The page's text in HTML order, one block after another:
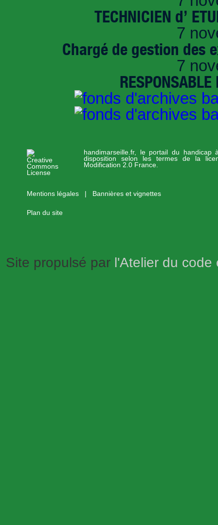
TECHNICIEN d’
7
Chargé de gestion des
7
handimarseille.fr, le portail du handicap
disposition selon les termes de la
Modification 2.0 France.
Mentions légales Bannières et vignettes
Plan du site
Site propulsé par l'Atelier du